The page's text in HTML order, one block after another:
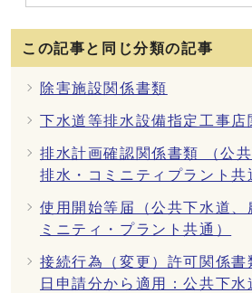
この記事と同じ分類の記事
除害施設関係書類
下水道等排水設備指定工事店
排水計画確認関係書類 （公
排水・コミニティプラント共
使用開始等届（公共下水道、
ミニティ・プラント共通）
接続行為（変更）許可関係
日申請分から適用：公共下水